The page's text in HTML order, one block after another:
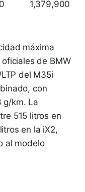
1,379,900
máxima
de BMW
del M35i
con
g/km. La
515 litros en
en la iX2,
al modelo